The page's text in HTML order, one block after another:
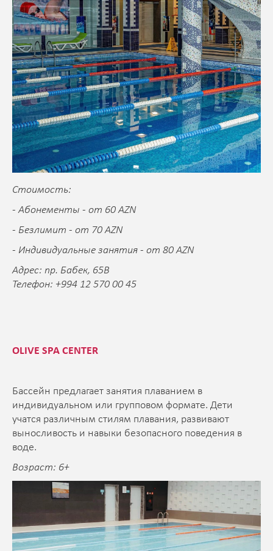
Стоимость:
- Абонементы - от 60 AZN
- Безлимит - от 70 AZN
- Индивидуальные занятия - от 80 AZN
Адрес: пр. Бабек, 65B
Телефон: +994 12 570 00 45
OLIVE SPA CENTER
Бассейн предлагает занятия плаванием в
индивидуальном или групповом формате. Дети
учатся различным стилям плавания, развивают
выносливость и навыки безопасного поведения в
воде.
Возраст: 6+